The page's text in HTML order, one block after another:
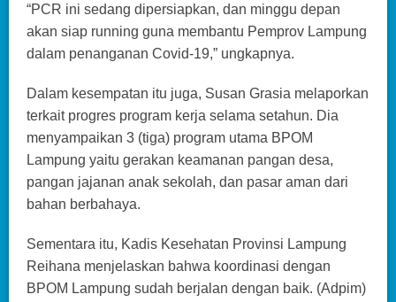
“PCR ini sedang dipersiapkan, dan minggu depan
akan siap running guna membantu Pemprov Lampung
dalam penanganan Covid-19,” ungkapnya.
Dalam kesempatan itu juga, Susan Grasia melaporkan
terkait progres program kerja selama setahun. Dia
menyampaikan 3 (tiga) program utama BPOM
Lampung yaitu gerakan keamanan pangan desa,
pangan jajanan anak sekolah, dan pasar aman dari
bahan berbahaya.
Sementara itu, Kadis Kesehatan Provinsi Lampung
Reihana menjelaskan bahwa koordinasi dengan
BPOM Lampung sudah berjalan dengan baik. (Adpim)